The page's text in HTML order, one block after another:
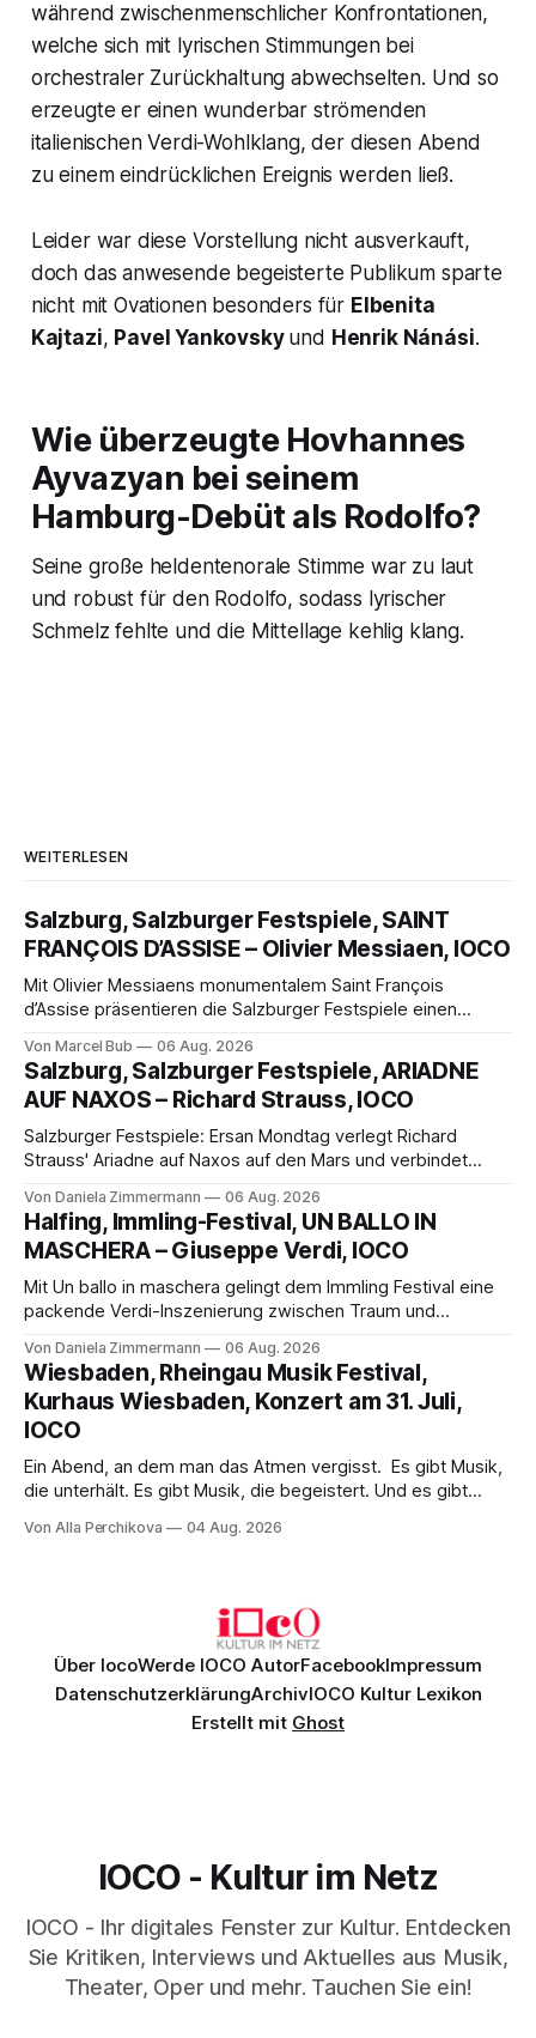
während zwischenmenschlicher Konfrontationen,
welche sich mit lyrischen Stimmungen bei
orchestraler Zurückhaltung abwechselten. Und so
erzeugte er einen wunderbar strömenden
italienischen Verdi-Wohlklang, der diesen Abend
zu einem eindrücklichen Ereignis werden ließ.
Leider war diese Vorstellung nicht ausverkauft,
doch das anwesende begeisterte Publikum sparte
nicht mit Ovationen besonders für Elbenita
Kajtazi, Pavel Yankovsky und Henrik Nánási.
Wie überzeugte Hovhannes
Ayvazyan bei seinem
Hamburg-Debüt als Rodolfo?
Seine große heldentenorale Stimme war zu laut
und robust für den Rodolfo, sodass lyrischer
Schmelz fehlte und die Mittellage kehlig klang.
WEITERLESEN
Salzburg, Salzburger Festspiele, SAINT
FRANÇOIS D’ASSISE – Olivier Messiaen, IOCO
Mit Olivier Messiaens monumentalem Saint François
d’Assise präsentieren die Salzburger Festspiele einen
eine bildgewaltige Inszenierung, Maxime Pascal entfaltet
die komplexe Partitur eindrucksvoll, Philippe Sly berührt als
Franziskus.
Von Marcel Bub 06 Aug. 2026
Salzburg, Salzburger Festspiele, ARIADNE
AUF NAXOS – Richard Strauss, IOCO
Salzburger Festspiele: Ersan Mondtag verlegt Richard
Strauss' Ariadne auf Naxos auf den Mars und verbindet
Aufführung mit starken Solisten und den Wiener
Philharmonikern, szenisch bleibt der zweite Akt jedoch
hinter den Erwartungen zurück.
Von Daniela Zimmermann 06 Aug. 2026
Halfing, Immling-Festival, UN BALLO IN
MASCHERA – Giuseppe Verdi, IOCO
Mit Un ballo in maschera gelingt dem Immling Festival eine
packende Verdi-Inszenierung zwischen Traum und
psychologische Tiefe mit starken Bildern, getragen von
einem spielfreudigen Ensemble und einer musikalisch
überzeugenden Gesamtleistung.
Von Daniela Zimmermann 06 Aug. 2026
Wiesbaden, Rheingau Musik Festival,
Kurhaus Wiesbaden, Konzert am 31. Juli,
IOCO
Ein Abend, an dem man das Atmen vergisst. Es gibt Musik,
die unterhält. Es gibt Musik, die begeistert. Und es gibt
Genau so war der Abend im Kurhaus Wiesbaden, an dem
Von Alla Perchikova 04 Aug. 2026
Über IocoWerde IOCO AutorFacebookImpressum
DatenschutzerklärungArchivIOCO Kultur Lexikon
Erstellt mit Ghost
IOCO - Kultur im Netz
IOCO - Ihr digitales Fenster zur Kultur. Entdecken
Sie Kritiken, Interviews und Aktuelles aus Musik,
Theater, Oper und mehr. Tauchen Sie ein!